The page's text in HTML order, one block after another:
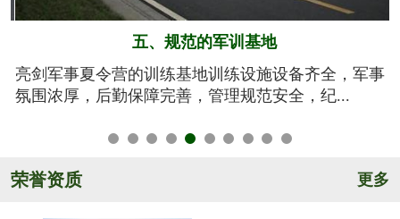
六、系统的安全保障
我们将安全视为生命，安全高于一切！从孩子训练期
间的衣、食、住、行全方位有效管控，由生活...
荣誉资质 更多